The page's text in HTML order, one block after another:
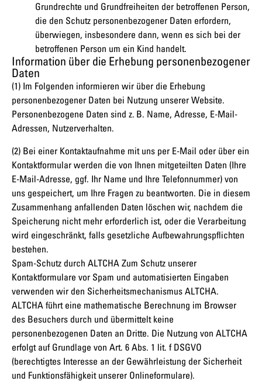
Grundrechte und Grundfreiheiten der betroffenen Person,
die den Schutz personenbezogener Daten erfordern,
überwiegen, insbesondere dann, wenn es sich bei der
betroffenen Person um ein Kind handelt.
Information über die Erhebung personenbezogener
Daten
(1) Im Folgenden informieren wir über die Erhebung
personenbezogener Daten bei Nutzung unserer Website.
Personenbezogene Daten sind z. B. Name, Adresse, E-Mail-
Adressen, Nutzerverhalten.
(2) Bei einer Kontaktaufnahme mit uns per E-Mail oder über ein
Kontaktformular werden die von Ihnen mitgeteilten Daten (Ihre
E-Mail-Adresse, ggf. Ihr Name und Ihre Telefonnummer) von
uns gespeichert, um Ihre Fragen zu beantworten. Die in diesem
Zusammenhang anfallenden Daten löschen wir, nachdem die
Speicherung nicht mehr erforderlich ist, oder die Verarbeitung
wird eingeschränkt, falls gesetzliche Aufbewahrungspflichten
bestehen.
Spam-Schutz durch ALTCHA Zum Schutz unserer
Kontaktformulare vor Spam und automatisierten Eingaben
verwenden wir den Sicherheitsmechanismus ALTCHA.
ALTCHA führt eine mathematische Berechnung im Browser
des Besuchers durch und übermittelt keine
personenbezogenen Daten an Dritte. Die Nutzung von ALTCHA
erfolgt auf Grundlage von Art. 6 Abs. 1 lit. f DSGVO
(berechtigtes Interesse an der Gewährleistung der Sicherheit
und Funktionsfähigkeit unserer Onlineformulare).